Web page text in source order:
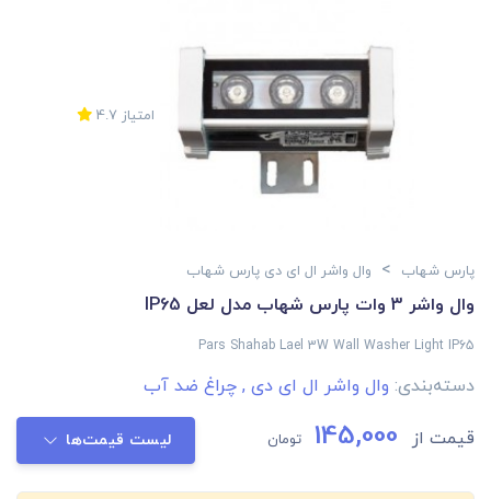
امتیاز 4.7
پارس شهاب > وال واشر ال ای دی پارس شهاب
وال واشر 3 وات پارس شهاب مدل لعل IP65
Pars Shahab Lael 3W Wall Washer Light IP65
دسته‌بندی: وال واشر ال ای دی , چراغ ضد آب
قیمت از 145,000 تومان لیست قیمت‌ها